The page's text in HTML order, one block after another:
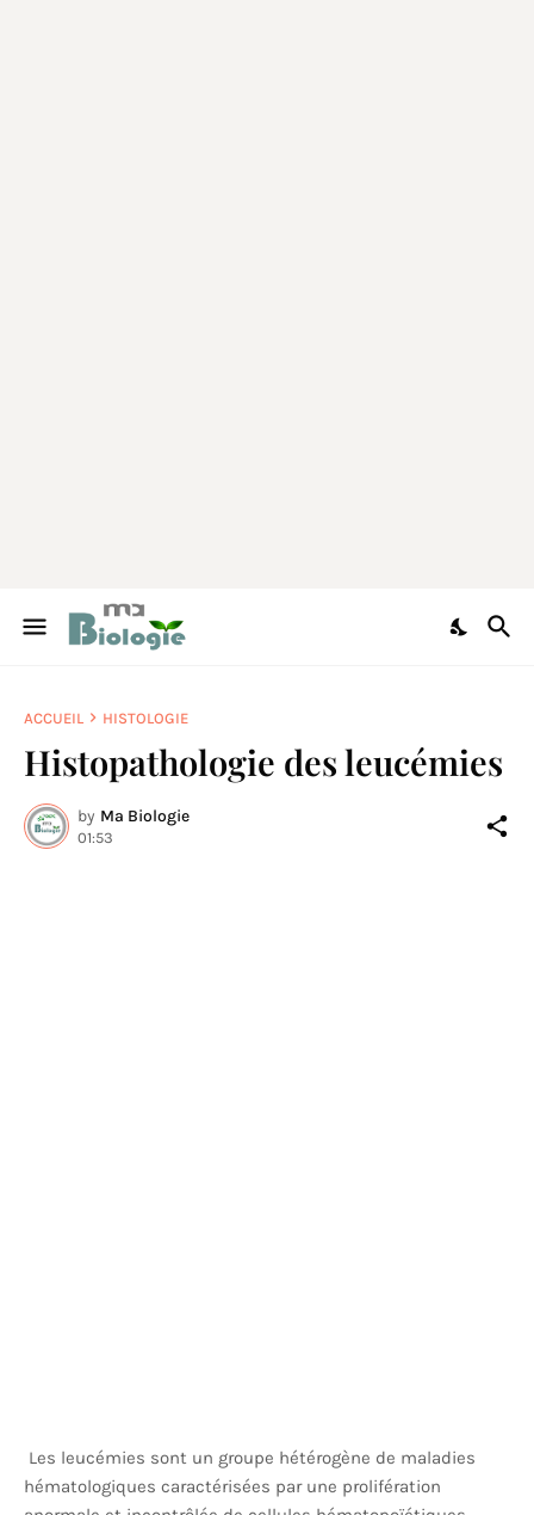
ACCUEIL HISTOLOGIE
Histopathologie des leucémies
by Ma Biologie
01:53
Les leucémies sont un groupe hétérogène de maladies
hématologiques caractérisées par une prolifération